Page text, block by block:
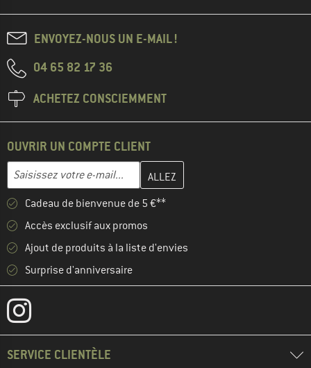
ENVOYEZ-NOUS UN E-MAIL !
04 65 82 17 36
ACHETEZ CONSCIEMMENT
OUVRIR UN COMPTE CLIENT
Adresse e-mail
Entrez votre adresse e-mail ici et créez votre compte client à la
Cadeau de bienvenue de 5 €**
Accès exclusif aux promos
Ajout de produits à la liste d'envies
Surprise d'anniversaire
SERVICE CLIENTÈLE